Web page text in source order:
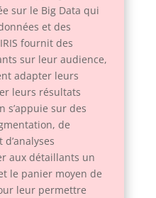
sur le Big Data qui
et des
fournit des
sur leur audience,
adapter leurs
leurs résultats
s’appuie sur des
de
aux détaillants un
le panier moyen de
leur permettre